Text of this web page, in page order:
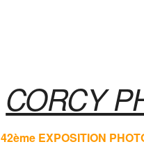
CORCY
42ème EXPOSITION